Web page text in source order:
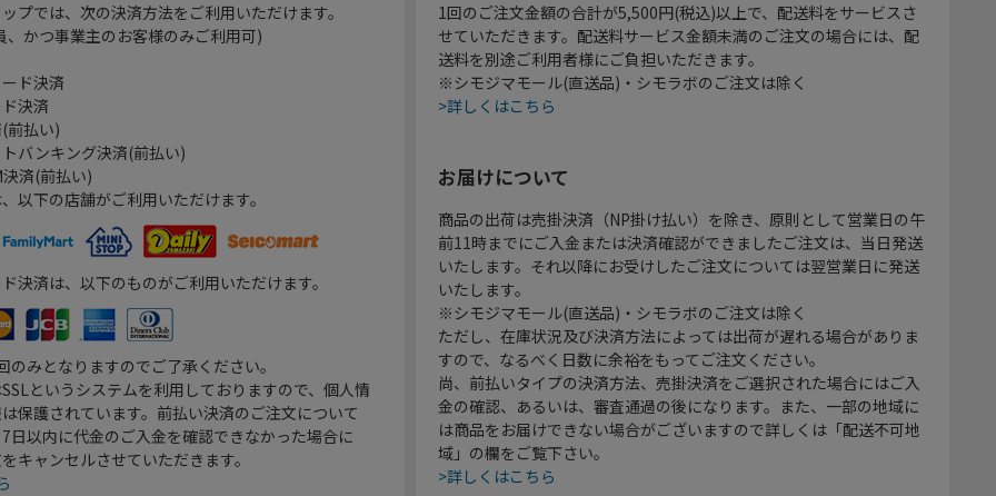
プでは、次の決済方法をご利用いただけます。
、かつ事業主のお客様のみご利用可)
ド決済
決済
前払い)
バンキング決済(前払い)
決済(前払い)
以下の店舗がご利用いただけます。
決済は、以下のものがご利用いただけます。
のみとなりますのでご了承ください。
というシステムを利用しておりますので、個人情
保護されています。前払い決済のご注文について
日以内に代金のご入金を確認できなかった場合に
キャンセルさせていただきます。
1回のご注文金額の合計が5,500円(税込)以上で、配送料をサービスさ
せていただきます。配送料サービス金額未満のご注文の場合には、配
送料を別途ご利用者様にご負担いただきます。
※シモジマモール(直送品)・シモラボのご注文は除く
>詳しくはこちら
お届けについて
商品の出荷は売掛決済（NP掛け払い）を除き、原則として営業日の午
前11時までにご入金または決済確認ができましたご注文は、当日発送
いたします。それ以降にお受けしたご注文については翌営業日に発送
いたします。
※シモジマモール(直送品)・シモラボのご注文は除く
ただし、在庫状況及び決済方法によっては出荷が遅れる場合がありま
すので、なるべく日数に余裕をもってご注文ください。
尚、前払いタイプの決済方法、売掛決済をご選択された場合にはご入
金の確認、あるいは、審査通過の後になります。また、一部の地域に
は商品をお届けできない場合がございますので詳しくは「配送不可地
域」の欄をご覧下さい。
>詳しくはこちら